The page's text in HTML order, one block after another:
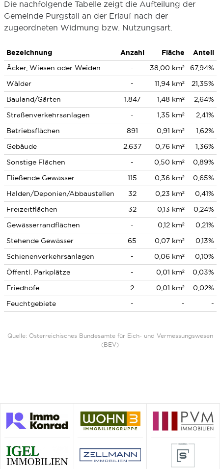
Die nachfolgende Tabelle zeigt die Aufteilung der
Gemeinde Purgstall an der Erlauf nach der
zugeordneten Widmung bzw. Nutzungsart.
Bezeichnung Anzahl Fläche
Anteil
Äcker, Wiesen oder Weiden
- 38,00 km²
67,94%
Wälder
- 11,94 km²
21,35%
Bauland/Gärten
1.847 1,48 km²
2,64%
Straßenverkehrsanlagen
- 1,35 km²
2,41%
Betriebsflächen
891 0,91 km²
1,62%
Gebäude
2.637 0,76 km²
1,36%
Sonstige Flächen
- 0,50 km²
0,89%
Fließende Gewässer
115 0,36 km²
0,65%
Halden/Deponien/Abbaustellen
32 0,23 km²
0,41%
Freizeitflächen
32 0,13 km²
0,24%
Gewässerrandflächen
- 0,12 km²
0,21%
Stehende Gewässer
65 0,07 km²
0,13%
Schienenverkehrsanlagen
- 0,06 km²
0,10%
Öffentl. Parkplätze
- 0,01 km²
0,03%
Friedhöfe
2 0,01 km²
0,02%
Feuchtgebiete
- - -
Quelle: Österreichisches Bundesamte für Eich- und Vermessungswesen
(BEV)